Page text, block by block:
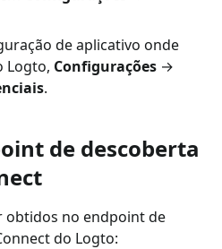
de aplicativo onde
Logto, Configurações →
.
de descoberta
obtidos no endpoint de
do Logto: